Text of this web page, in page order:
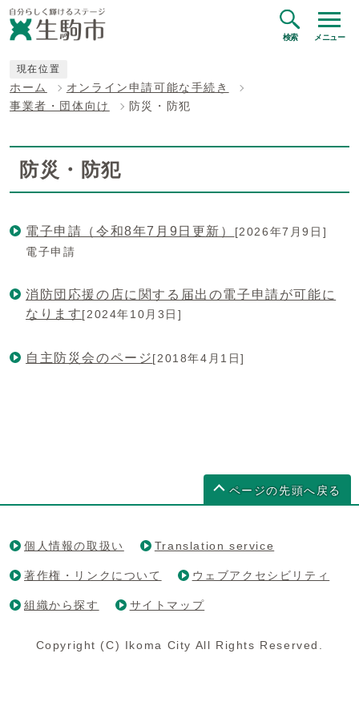
検索 メニュー
現在位置
ホーム
オンライン申請可能な手続き
事業者・団体向け
防災・防犯
防災・防犯
電子申請（令和8年7月9日更新） [2026年7月9日]
電子申請
消防団応援の店に関する届出の電子申請が可能に
なります[2024年10月3日]
自主防災会のページ[2018年4月1日]
ページの先頭へ戻る
個人情報の取扱い Translation service
著作権・リンクについて ウェブアクセシビリティ
組織から探す サイトマップ
Copyright (C) Ikoma City All Rights Reserved.